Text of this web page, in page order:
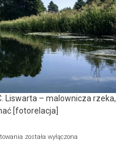
Liswarta – malownicza rzeka,
[fotorelacja]
Ekologiczne
została wyłączona